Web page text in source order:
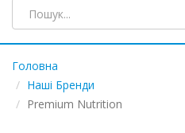
Головна
Наші Бренди
Premium Nutrition